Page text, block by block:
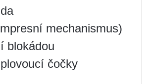
mechanismus)
blokádou
čočky